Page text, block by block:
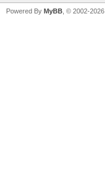
Powered By MyBB , © 2002-2026